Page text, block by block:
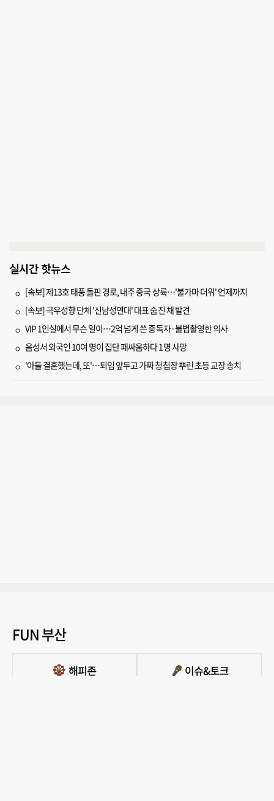
실시간 핫뉴스
[속보] 제13호 태풍 돌핀 경로, 내주 중국 상륙…'불가마 더위' 언제까지
[속보] 극우성향 단체 '신남성연대' 대표 숨진 채 발견
VIP 1인실에서 무슨 일이…2억 넘게 쓴 중독자·불법촬영한 의사
음성서 외국인 10여 명이 집단 패싸움하다 1명 사망
'아들 결혼했는데, 또'…퇴임 앞두고 가짜 청첩장 뿌린 초등 교장 송치
FUN 부산